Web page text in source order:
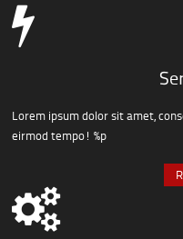
Lorem ipsum dolor sit amet,
eirmod tempo! %p